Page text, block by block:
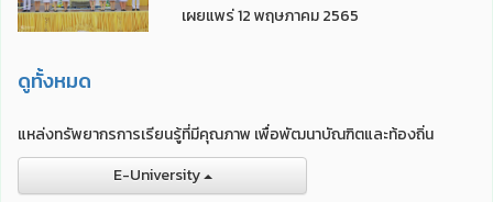
เผยแพร่ 12 พฤษภาคม 2565
ดูทั้งหมด
แหล่งทรัพยากรการเรียนรู้ที่มีคุณภาพ เพื่อพัฒนาบัณฑิตและท้องถิ่น
E-University